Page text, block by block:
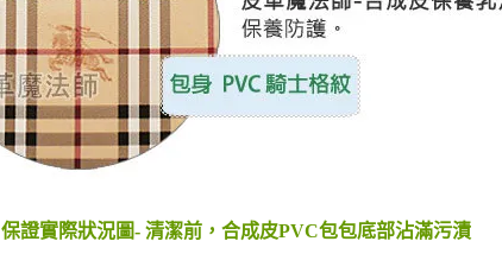
保證實際狀況圖- 清潔前，合成皮PVC包包底部沾滿污漬